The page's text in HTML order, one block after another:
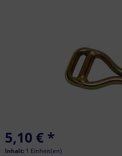
5,10 € *
Inhalt: 1 Einheit(en)